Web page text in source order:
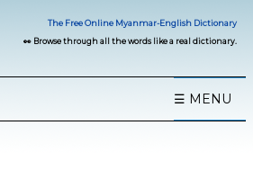
The Free Online Myanmar-English Dictionary
👀 Browse through all the words like a real dictionary.
☰ MENU